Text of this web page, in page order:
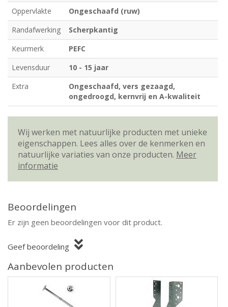
Oppervlakte
Ongeschaafd (ruw)
Randafwerking
Scherpkantig
Keurmerk
PEFC
Levensduur
10 - 15 jaar
Extra
Ongeschaafd, vers gezaagd,
ongedroogd, kernvrij en A-kwaliteit
Wij werken met natuurlijke producten met unieke
eigenschappen. Lees alles over de kenmerken en
natuurlijke variaties van onze producten. Meer
informatie
Beoordelingen
Er zijn geen beoordelingen voor dit product.
Geef beoordeling
Aanbevolen producten